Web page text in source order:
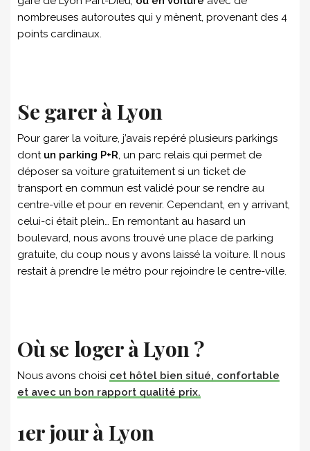
nombreuses autoroutes qui y mènent, provenant des 4
points cardinaux.
Se garer à Lyon
Pour garer la voiture, j’avais repéré plusieurs parkings
dont un parking P+R, un parc relais qui permet de
déposer sa voiture gratuitement si un ticket de
transport en commun est validé pour se rendre au
centre-ville et pour en revenir. Cependant, en y arrivant,
celui-ci était plein… En remontant au hasard un
boulevard, nous avons trouvé une place de parking
gratuite, du coup nous y avons laissé la voiture. Il nous
restait à prendre le métro pour rejoindre le centre-ville.
Où se loger à Lyon ?
Nous avons choisi cet hôtel bien situé, confortable
et avec un bon rapport qualité prix.
1er jour à Lyon